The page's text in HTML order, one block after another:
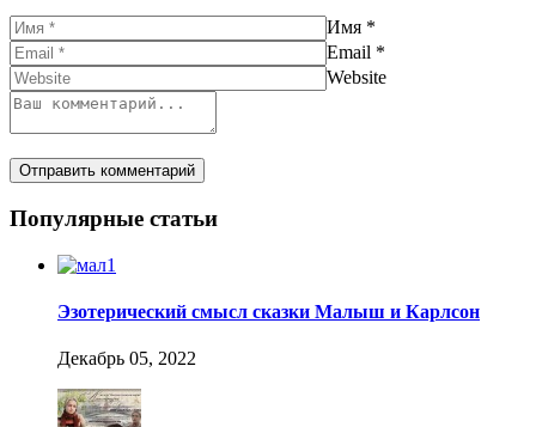
Имя *
Email *
Website
Популярные статьи
Эзотерический смысл сказки Малыш и Карлсон
Декабрь 05, 2022